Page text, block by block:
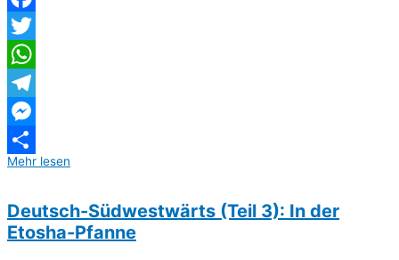
Facebook
Twitter
WhatsApp
Telegram
Messenger
Teilen
Mehr lesen
Deutsch-Südwestwärts (Teil 3): In der
Etosha-Pfanne